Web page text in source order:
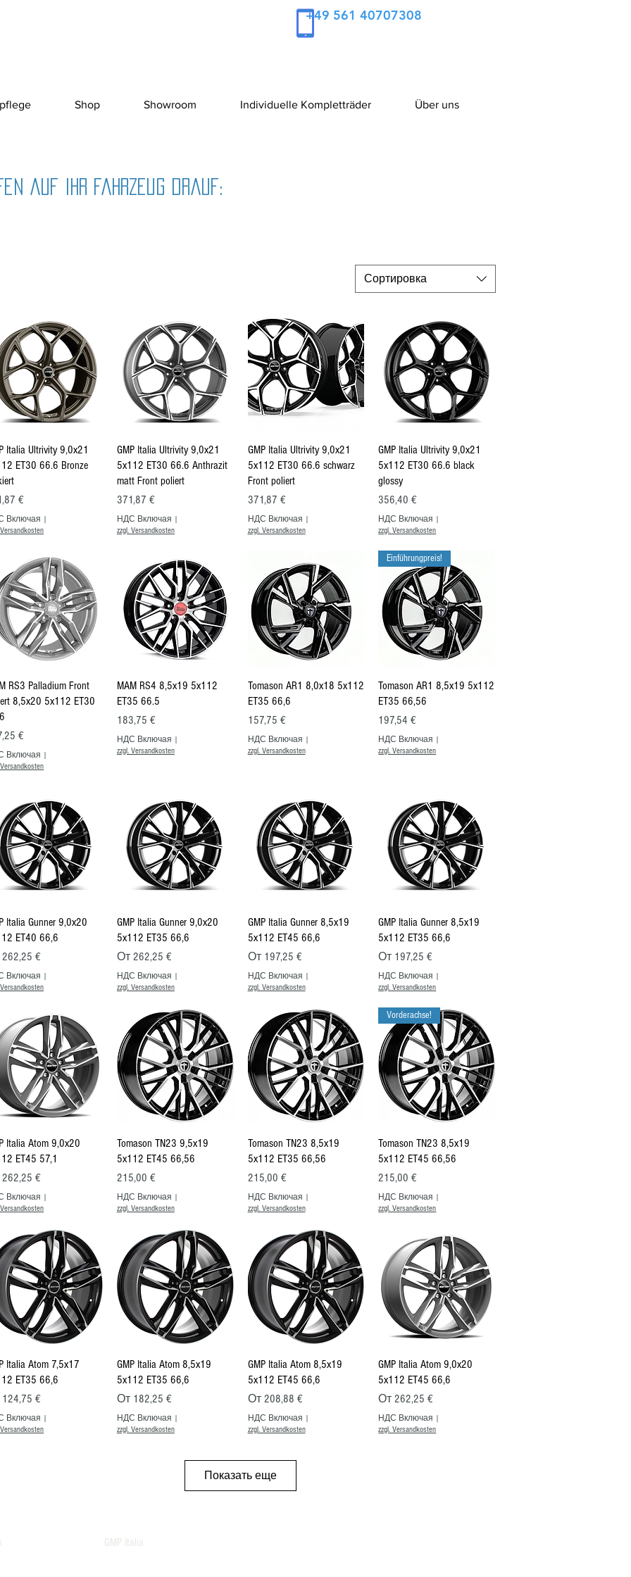
+49 561 40707308
Shop Showroom Individuelle Kompletträder Über uns
auf Ihr Fahrzeug drauf:
Сортировка
Быстрый просмотр
Italia Ultrivity 9,0x21
ET30 66.6 Bronze
€
Включая |
Быстрый просмотр
GMP Italia Ultrivity 9,0x21
5x112 ET30 66.6 Anthrazit
matt Front poliert
Цена
371,87 €
НДС Включая |
zzgl. Versandkosten
Быстрый просмотр
GMP Italia Ultrivity 9,0x21
5x112 ET30 66.6 schwarz
Front poliert
Цена
371,87 €
НДС Включая |
zzgl. Versandkosten
Быстрый просмотр
GMP Italia Ultrivity 9,0x21
5x112 ET30 66.6 black
glossy
Цена
356,40 €
НДС Включая |
zzgl. Versandkosten
Быстрый просмотр
RS3 Palladium Front
8,5x20 5x112 ET30
€
Включая
Быстрый просмотр
MAM RS4 8,5x19 5x112
ET35 66.5
Цена
183,75 €
НДС Включая
zzgl. Versandkosten
Быстрый просмотр
Tomason AR1 8,0x18 5x112
ET35 66,6
Цена
157,75 €
НДС Включая
zzgl. Versandkosten
Быстрый просмотр
Einführungpreis!
Tomason AR1 8,5x19 5x112
ET35 66,56
Цена
197,54 €
НДС Включая
zzgl. Versandkosten
Быстрый просмотр
Italia Gunner 9,0x20
ET40 66,6
262,25 €
со скидкой
Включая
Быстрый просмотр
GMP Italia Gunner 9,0x20
5x112 ET35 66,6
От 262,25 €
Цена со скидкой
НДС Включая
zzgl. Versandkosten
Быстрый просмотр
GMP Italia Gunner 8,5x19
5x112 ET45 66,6
От 197,25 €
Цена со скидкой
НДС Включая
zzgl. Versandkosten
Быстрый просмотр
GMP Italia Gunner 8,5x19
5x112 ET35 66,6
От 197,25 €
Цена со скидкой
НДС Включая
zzgl. Versandkosten
Быстрый просмотр
Italia Atom 9,0x20
ET45 57,1
262,25 €
со скидкой
Включая |
Быстрый просмотр
Tomason TN23 9,5x19
5x112 ET45 66,56
Цена
215,00 €
НДС Включая |
zzgl. Versandkosten
Быстрый просмотр
Tomason TN23 8,5x19
5x112 ET35 66,56
Цена
215,00 €
НДС Включая |
zzgl. Versandkosten
Быстрый просмотр
Vorderachse!
Tomason TN23 8,5x19
5x112 ET45 66,56
Цена
215,00 €
НДС Включая |
zzgl. Versandkosten
Быстрый просмотр
Italia Atom 7,5x17
ET35 66,6
124,75 €
со скидкой
Включая |
Быстрый просмотр
GMP Italia Atom 8,5x19
5x112 ET35 66,6
От 182,25 €
Цена со скидкой
НДС Включая |
zzgl. Versandkosten
Быстрый просмотр
GMP Italia Atom 8,5x19
5x112 ET45 66,6
От 208,88 €
Цена со скидкой
НДС Включая |
zzgl. Versandkosten
Быстрый просмотр
GMP Italia Atom 9,0x20
5x112 ET45 66,6
От 262,25 €
Цена со скидкой
НДС Включая |
zzgl. Versandkosten
Показать еще
GMP Italia